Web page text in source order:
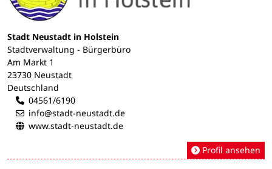
Stadt Neustadt in Holstein
Stadtverwaltung - Bürgerbüro
Am Markt 1
23730 Neustadt
Deutschland
04561/6190
info@stadt-neustadt.de
www.stadt-neustadt.de
Profil ansehen